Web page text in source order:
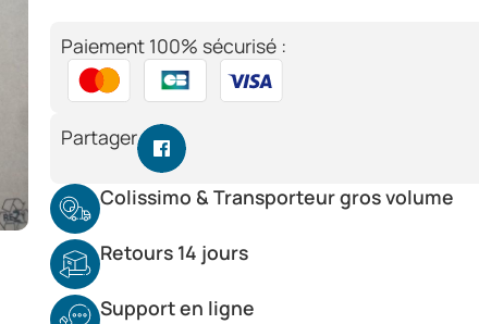
Paiement 100% sécurisé :
Partager
Colissimo & Transporteur gros volume
Retours 14 jours
Support en ligne